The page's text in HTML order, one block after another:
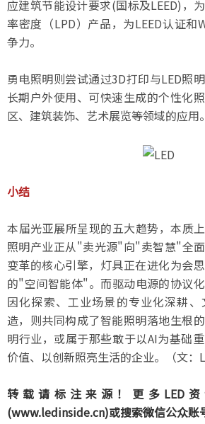
应建筑节能设计要求(国标及LEED)，
率密度（LPD）产品，为LEED认证和
争力。
勇电照明则尝试通过3D打印与LED照
长期户外使用、可快速生成的个性化
区、建筑装饰、艺术展览等领域的应用。
小结
本届光亚展所呈现的五大趋势，本质
照明产业正从"卖光源"向"卖智慧"全
变革的核心引擎，灯具正在进化为会
的"空间智能体"。而驱动电源的协议
因化探索、工业场景的专业化深耕
造，则共同构成了智能照明落地生根
明行业，或属于那些敢于以AI为基础
价值、以创新照亮生活的企业。（文：
转载请标注来源！更多LED
(www.ledinside.cn)或搜索微信公众账